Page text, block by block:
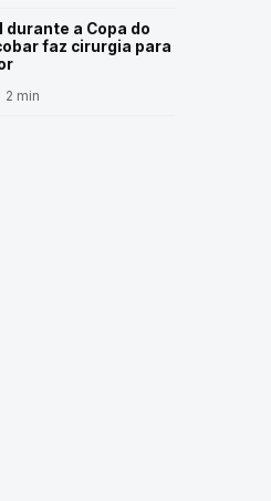
durante a Copa do
faz cirurgia para
2 min